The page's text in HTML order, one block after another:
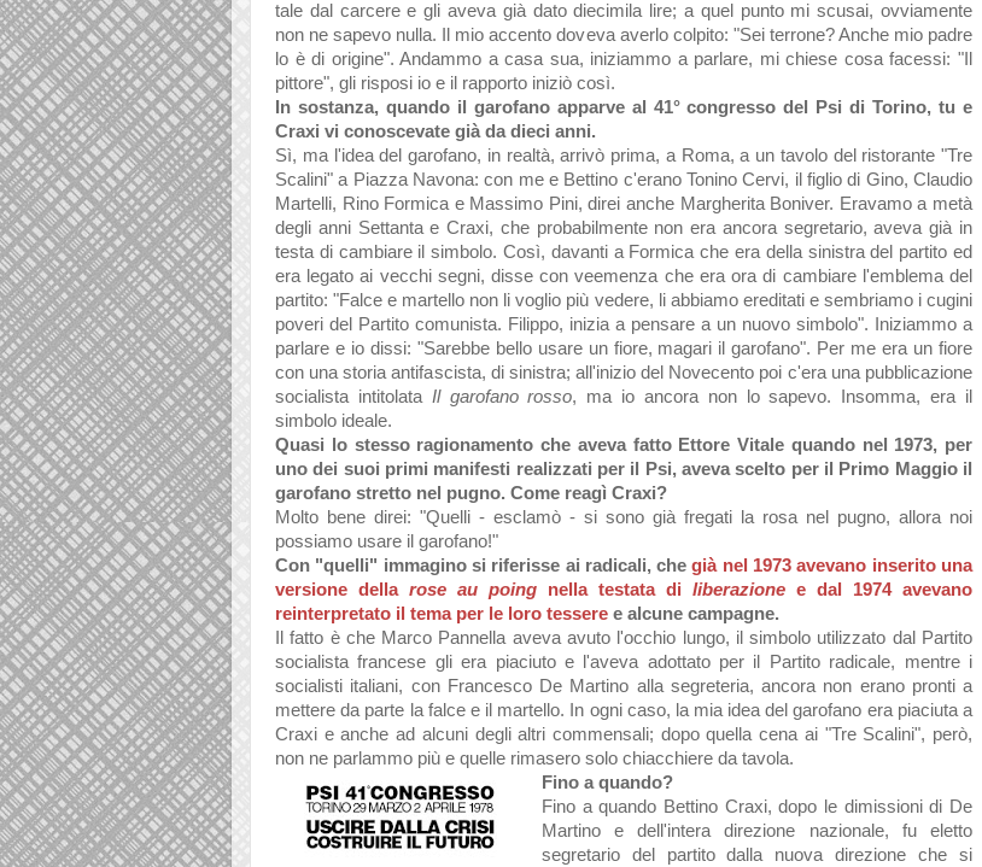
tale dal carcere e gli aveva già dato diecimila lire; a quel punto mi scusai, ovviamente
non ne sapevo nulla. Il mio accento doveva averlo colpito: "Sei terrone? Anche mio padre
lo è di origine". Andammo a casa sua, iniziammo a parlare, mi chiese cosa facessi: "Il
pittore", gli risposi io e il rapporto iniziò così.
In sostanza, quando il garofano apparve al 41° congresso del Psi di Torino, tu e
Craxi vi conoscevate già da dieci anni.
Sì, ma l'idea del garofano, in realtà, arrivò prima, a Roma, a un tavolo del ristorante "Tre
Scalini" a Piazza Navona: con me e Bettino c'erano Tonino Cervi, il figlio di Gino, Claudio
Martelli, Rino Formica e Massimo Pini, direi anche Margherita Boniver. Eravamo a metà
degli anni Settanta e Craxi, che probabilmente non era ancora segretario, aveva già in
testa di cambiare il simbolo. Così, davanti a Formica che era della sinistra del partito ed
era legato ai vecchi segni, disse con veemenza che era ora di cambiare l'emblema del
partito: "Falce e martello non li voglio più vedere, li abbiamo ereditati e sembriamo i cugini
poveri del Partito comunista. Filippo, inizia a pensare a un nuovo simbolo". Iniziammo a
parlare e io dissi: "Sarebbe bello usare un fiore, magari il garofano". Per me era un fiore
con una storia antifascista, di sinistra; all'inizio del Novecento poi c'era una pubblicazione
socialista intitolata Il garofano rosso, ma io ancora non lo sapevo. Insomma, era il
simbolo ideale.
Quasi lo stesso ragionamento che aveva fatto Ettore Vitale quando nel 1973, per
uno dei suoi primi manifesti realizzati per il Psi, aveva scelto per il Primo Maggio il
garofano stretto nel pugno. Come reagì Craxi?
Molto bene direi: "Quelli - esclamò - si sono già fregati la rosa nel pugno, allora noi
possiamo usare il garofano!"
Con "quelli" immagino si riferisse ai radicali, chegià nel 1973 avevano inserito una
versione della rose au poing nella testata di liberazione e dal 1974 avevano
reinterpretato il tema per le loro tessere e alcune campagne.
Il fatto è che Marco Pannella aveva avuto l'occhio lungo, il simbolo utilizzato dal Partito
socialista francese gli era piaciuto e l'aveva adottato per il Partito radicale, mentre i
socialisti italiani, con Francesco De Martino alla segreteria, ancora non erano pronti a
mettere da parte la falce e il martello. In ogni caso, la mia idea del garofano era piaciuta a
Craxi e anche ad alcuni degli altri commensali; dopo quella cena ai "Tre Scalini", però,
non ne parlammo più e quelle rimasero solo chiacchiere da tavola.
Fino a quando?
Fino a quando Bettino Craxi, dopo le dimissioni di De
Martino e dell'intera direzione nazionale, fu eletto
segretario del partito dalla nuova direzione che si